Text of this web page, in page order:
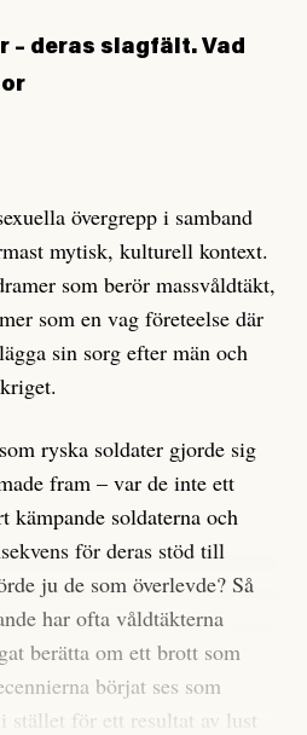
– deras slagfält. Vad
övergrepp i samband
mytisk, kulturell kontext.
som berör massvåldtäkt,
som en vag företeelse där
sin sorg efter män och
ryska soldater gjorde sig
fram – var de inte ett
kämpande soldaterna och
för deras stöd till
ju de som överlevde? Så
har ofta våldtäkterna
berätta om ett brott som
börjat ses som
stället för ett resultat av lust